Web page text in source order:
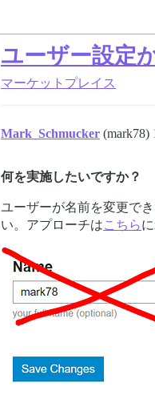
ユーザー設定
マーケットプレイス
Mark_Schmucker (mark78)
何を実施したいですか？
ユーザーが名前を変更でき
い。アプローチはこちら